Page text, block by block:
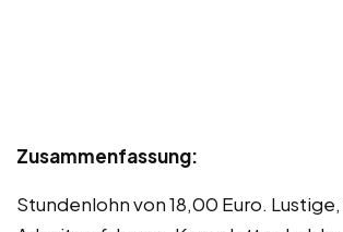
Zusammenfassung:
Stundenlohn von 18,00 Euro.